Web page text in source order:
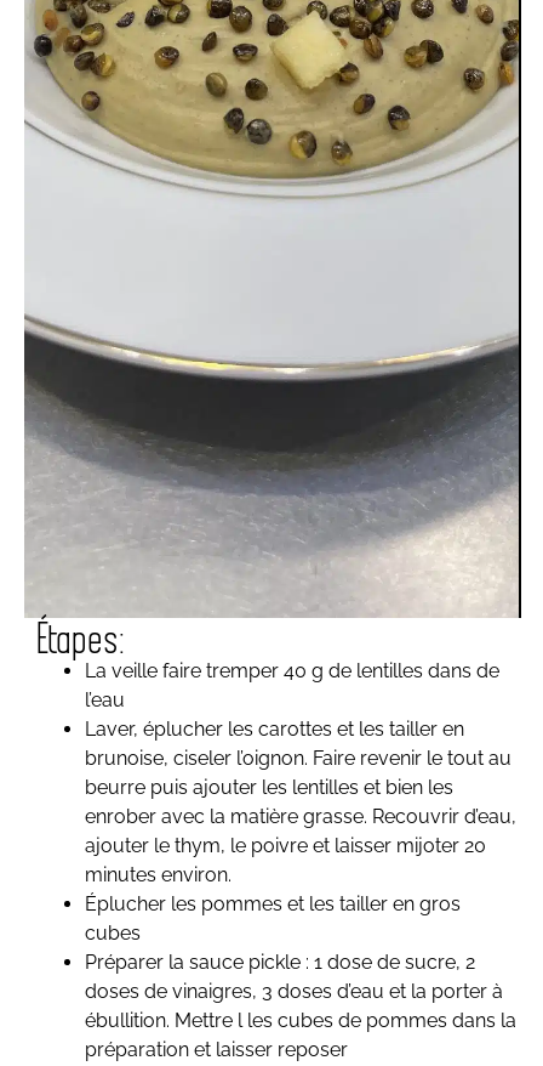
Étapes:
La veille faire tremper 40 g de lentilles dans de
l’eau
Laver, éplucher les carottes et les tailler en
brunoise, ciseler l’oignon. Faire revenir le tout au
beurre puis ajouter les lentilles et bien les
enrober avec la matière grasse. Recouvrir d’eau,
ajouter le thym, le poivre et laisser mijoter 20
minutes environ.
Éplucher les pommes et les tailler en gros
cubes
Préparer la sauce pickle : 1 dose de sucre, 2
doses de vinaigres, 3 doses d’eau et la porter à
ébullition. Mettre l les cubes de pommes dans la
préparation et laisser reposer